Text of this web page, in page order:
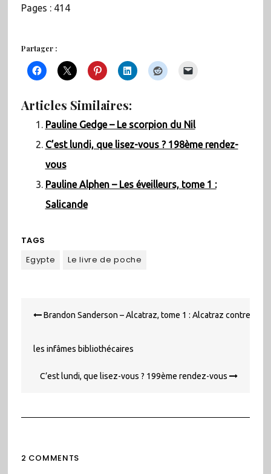
Pages : 414
Partager :
Articles Similaires:
Pauline Gedge – Le scorpion du Nil
C’est lundi, que lisez-vous ? 198ème rendez-
vous
Pauline Alphen – Les éveilleurs, tome 1 :
Salicande
TAGS
Egypte
Le livre de poche
de Brandon Sanderson – Alcatraz, tome 1 : Alcatraz contre
les infâmes bibliothécaires
C’est lundi, que lisez-vous ? 199ème rendez-vous
2 COMMENTS